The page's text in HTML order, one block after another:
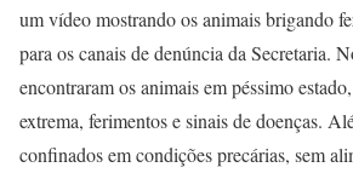
um vídeo mostrando os animais brigando
para os canais de denúncia da Secretaria.
encontraram os animais em péssimo
extrema, ferimentos e sinais de doenças.
confinados em condições precárias, sem